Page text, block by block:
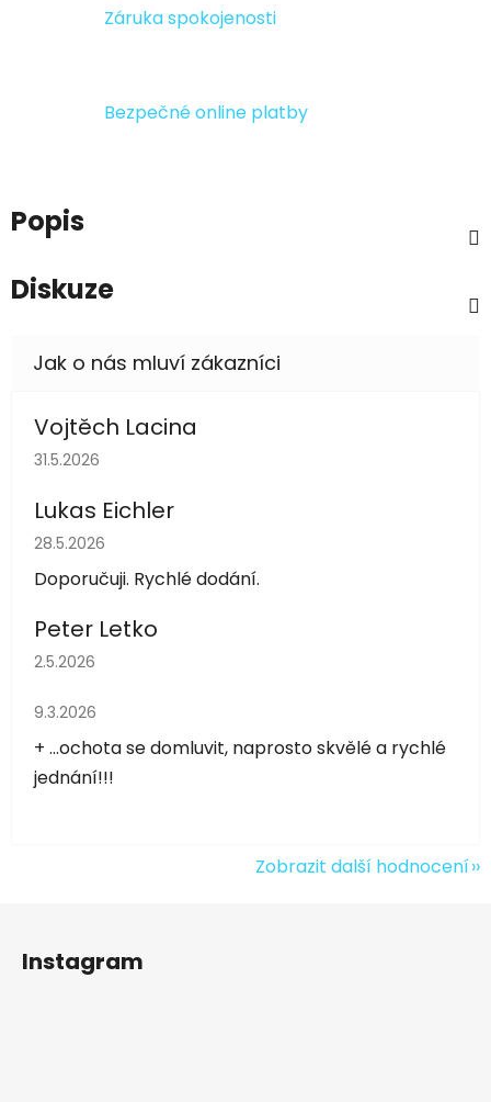
Záruka spokojenosti
Bezpečné online platby
Popis
Diskuze
Vojtěch Lacina
Hodnocení obchodu je 5 z 5 hvězdiček.
31.5.2026
Lukas Eichler
Hodnocení obchodu je 5 z 5 hvězdiček.
28.5.2026
Doporučuji. Rychlé dodání.
Peter Letko
Hodnocení obchodu je 5 z 5 hvězdiček.
2.5.2026
Hodnocení obchodu je 5 z 5 hvězdiček.
9.3.2026
+ ...ochota se domluvit, naprosto skvělé a rychlé
jednání!!!
Zobrazit další hodnocení
Instagram